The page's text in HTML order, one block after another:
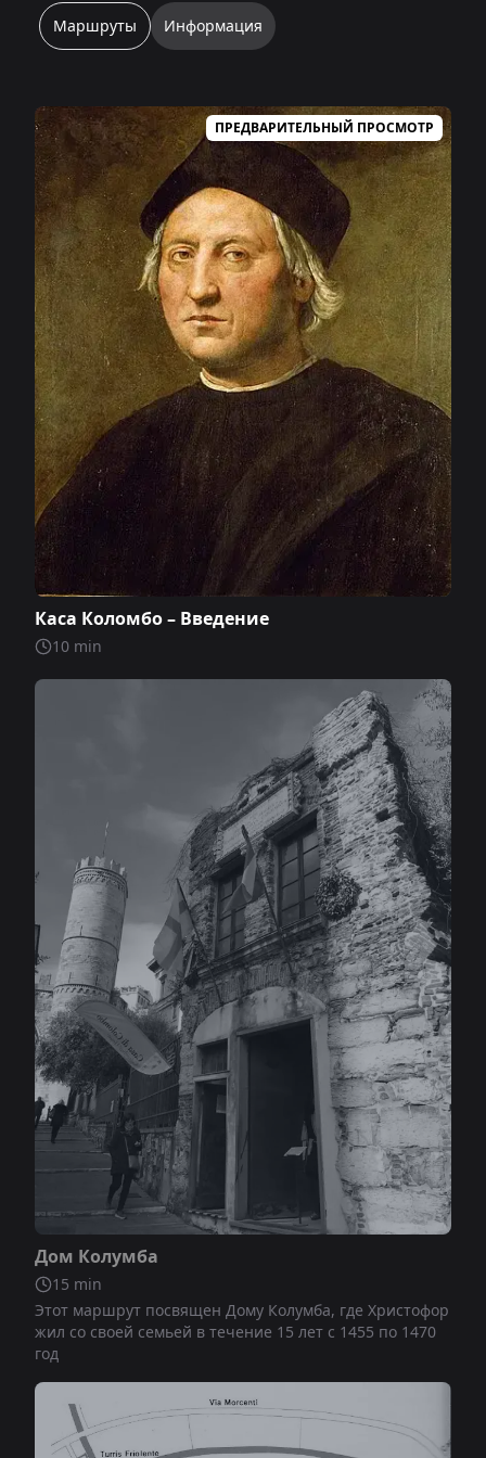
Маршруты Информация
ПРЕДВАРИТЕЛЬНЫЙ ПРОСМОТР
Каса Коломбо – Введение
10 min
Не включено
Дом Колумба
15 min
Этот маршрут посвящен Дому Колумба, где Христофор
жил со своей семьей в течение 15 лет с 1455 по 1470
год